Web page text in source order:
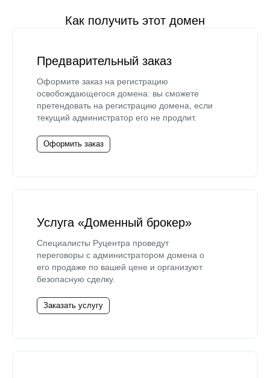
Как получить этот домен
Предварительный заказ
Оформите заказ на регистрацию
освобождающегося домена: вы сможете
претендовать на регистрацию домена, если
текущий администратор его не продлит.
Оформить заказ
Услуга «Доменный брокер»
Специалисты Руцентра проведут
переговоры с администратором домена о
его продаже по вашей цене и организуют
безопасную сделку.
Заказать услугу